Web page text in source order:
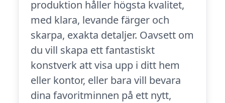
produktion håller högsta kvalitet,
med klara, levande färger och
skarpa, exakta detaljer. Oavsett om
du vill skapa ett fantastiskt
konstverk att visa upp i ditt hem
eller kontor, eller bara vill bevara
dina favoritminnen på ett nytt,